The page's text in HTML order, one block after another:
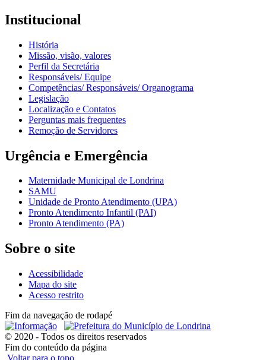
Institucional
História
Missão, visão, valores
Perfil da Secretária
Responsáveis/ Equipe
Competências/ Responsáveis/ Organograma
Legislação
Localização e Contatos
Perguntas mais frequentes
Remoção de Servidores
Urgência e Emergência
Maternidade Municipal de Londrina
SAMU
Unidade de Pronto Atendimento (UPA)
Pronto Atendimento Infantil (PAI)
Pronto Atendimento (PA)
Sobre o site
Acessibilidade
Mapa do site
Acesso restrito
Fim da navegação de rodapé
© 2020 - Todos os direitos reservados
Fim do conteúdo da página